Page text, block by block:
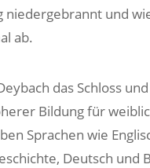
niedergebrannt und
ab.
das Schloss
Bildung für
Sprachen wie
Deutsch